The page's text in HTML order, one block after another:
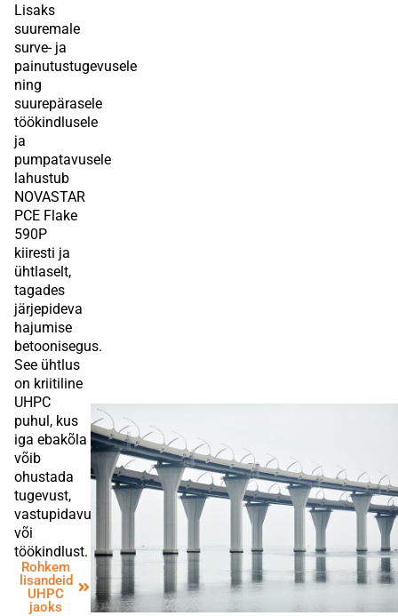
Lisaks
suuremale
surve- ja
painutustugevusele
ning
suurepärasele
töökindlusele
ja
pumpatavusele
lahustub
NOVASTAR
PCE Flake
590P
kiiresti ja
ühtlaselt,
tagades
järjepideva
hajumise
betoonisegus.
See ühtlus
on kriitiline
UHPC
puhul, kus
iga ebakõla
võib
ohustada
tugevust,
vastupidavust
või
töökindlust.
Rohkem
lisandeid
UHPC
jaoks